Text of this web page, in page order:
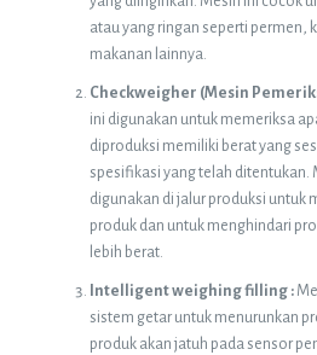
atau yang ringan seperti permen,
makanan lainnya.
Checkweigher (Mesin
ini digunakan untuk memeriksa
diproduksi memiliki berat yang
spesifikasi yang telah ditentukan.
digunakan di jalur produksi untuk
produk dan untuk menghindari
lebih berat.
Intelligent weighing filling :
sistem getar untuk menurunkan
produk akan jatuh pada sensor